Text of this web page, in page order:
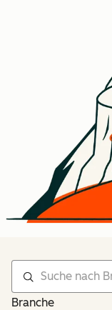
Branche